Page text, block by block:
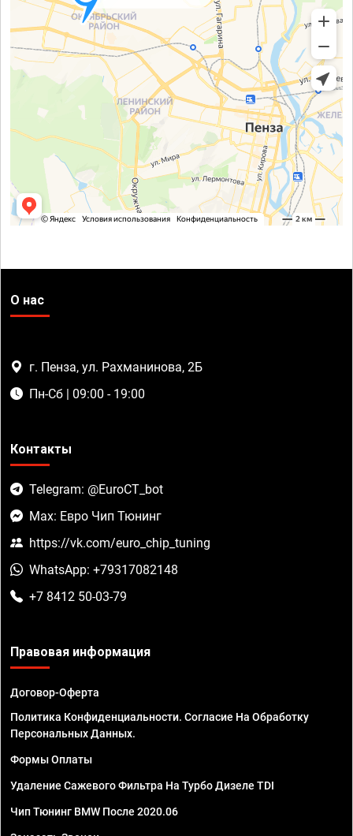
О нас
г. Пенза, ул. Рахманинова, 2Б
Пн-Сб | 09:00 - 19:00
Контакты
Telegram: @EuroCT_bot
Max: Евро Чип Тюнинг
https://vk.com/euro_chip_tuning
WhatsApp: +79317082148
+7 8412 50-03-79
Правовая информация
Договор-Оферта
Политика Конфиденциальности. Согласие На Обработку
Персональных Данных.
Формы Оплаты
Удаление Сажевого Фильтра На Турбо Дизеле TDI
Чип Тюнинг BMW После 2020.06